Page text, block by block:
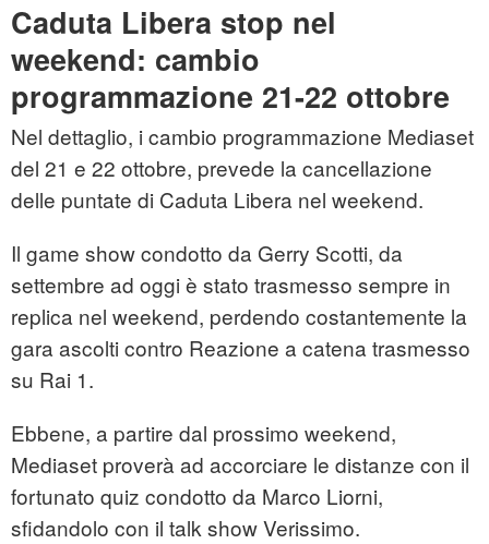
Caduta Libera stop nel
weekend: cambio
programmazione 21-22 ottobre
Nel dettaglio, i cambio programmazione Mediaset
del 21 e 22 ottobre, prevede la cancellazione
delle puntate di Caduta Libera nel weekend.
Il game show condotto da Gerry Scotti, da
settembre ad oggi è stato trasmesso sempre in
replica nel weekend, perdendo costantemente la
gara ascolti contro Reazione a catena trasmesso
su Rai 1.
Ebbene, a partire dal prossimo weekend,
Mediaset proverà ad accorciare le distanze con il
fortunato quiz condotto da Marco Liorni,
sfidandolo con il talk show Verissimo.